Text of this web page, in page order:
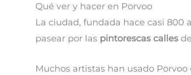
Qué ver y hacer en Porvoo
La ciudad, fundada hace casi 800
pasear por las pintorescas calles
Muchos artistas han usado